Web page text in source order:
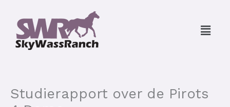
content
Menu
Studierapport over de Pirots